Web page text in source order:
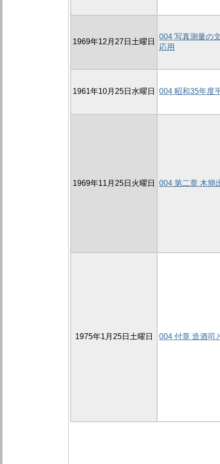
1969年12月27日土曜日
004 写真測量の
応用
1961年10月25日水曜日 004 昭和35年度
1969年11月25日火曜日 004 第二章 木簡
1975年1月25日土曜日 004 付章 造酒司